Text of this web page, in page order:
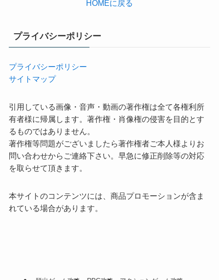
HOMEに戻る
プライバシーポリシー
プライバシーポリシー
サイトマップ
引用している画像・音声・動画の著作権は全て各権利所
有者様に帰属します。著作権・肖像権の侵害を目的とす
るものではありません。
著作権等問題がございましたら著作権者ご本人様よりお
問い合わせからご連絡下さい。早急に修正削除等の対応
を取らせて頂きます。
本サイトのコンテンツには、商品プロモーションが含ま
れている場合があります。